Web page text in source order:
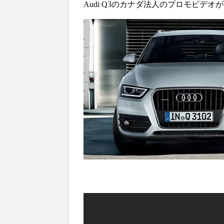
Audi Q3のカナダ法人のプロモビデオ